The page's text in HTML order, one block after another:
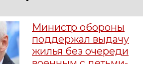
Министр обороны
поддержал выдачу
жилья без очереди